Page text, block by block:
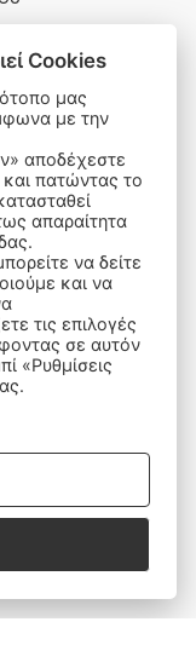
Cookies
μας
με την
πατώντας το
απαραίτητα
να δείτε
και να
τις επιλογές
σε αυτόν
«Ρυθμίσεις